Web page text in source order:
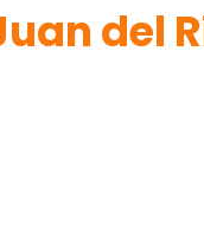
del